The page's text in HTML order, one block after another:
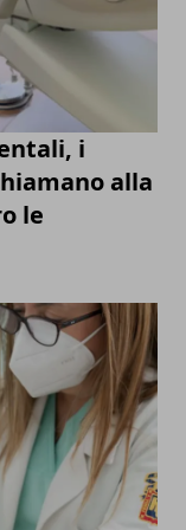
i
alla
le